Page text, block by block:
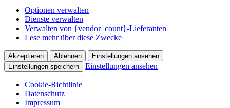
Optionen verwalten
Dienste verwalten
Verwalten von {vendor_count}-Lieferanten
Lese mehr über diese Zwecke
Akzeptieren Ablehnen
Einstellungen ansehen
Einstellungen speichern
Einstellungen ansehen
Cookie-Richtlinie
Datenschutz
Impressum